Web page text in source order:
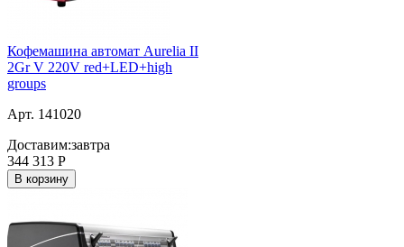
Кофемашина автомат Aurelia II
2Gr V 220V red+LED+high
groups
Арт. 141020
Доставим:завтра
344 313 Р
В корзину